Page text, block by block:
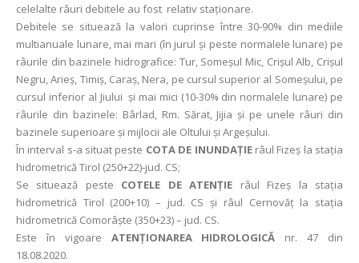
celelalte râuri debitele au fost relativ staţionare.
Debitele se situează la valori cuprinse între 30-90% din mediile
multianuale lunare, mai mari (în jurul și peste normalele lunare) pe
râurile din bazinele hidrografice: Tur, Someşul Mic, Crișul Alb, Crișul
Negru, Arieş, Timiş, Caraş, Nera, pe cursul superior al Someșului, pe
cursul inferior al Jiului și mai mici (10-30% din normalele lunare) pe
râurile din bazinele: Bârlad, Rm. Sărat, Jijia și pe unele râuri din
bazinele superioare și mijlocii ale Oltului şi Argeşului.
În interval s-a situat peste COTA DE INUNDAŢIE râul Fizeş la staţia
hidrometrică Tirol (250+22)-jud. CS;
Se situează peste COTELE DE ATENȚIE râul Fizeş la staţia
hidrometrică Tirol (200+10) – jud. CS și râul Cernovăț la stația
hidrometrică Comorâște (350+23) – jud. CS.
Este în vigoare ATENŢIONAREA HIDROLOGICĂ nr. 47 din
18.08.2020.